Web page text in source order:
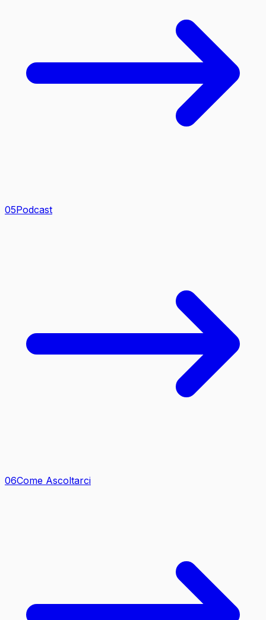
05Podcast
06Come Ascoltarci